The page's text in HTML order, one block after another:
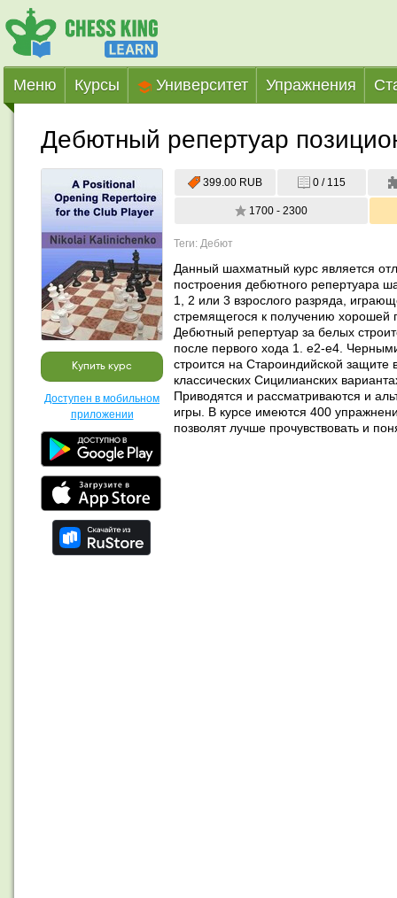
Меню Курсы Университет Упражнения
Дебютный репертуар
Купить курс
Доступен в мобильном
приложении
399.00 RUB 0 / 115
1700 - 2300
Теги: Дебют
Данный шахматный курс является
построения дебютного репертуара
1, 2 или 3 взрослого разряда,
стремящегося к получению
Дебютный репертуар за белых
после первого хода 1. e2-e4.
строится на Староиндийской защите
классических Сицилианских
Приводятся и рассматриваются и
игры. В курсе имеются 400
позволят лучше прочувствовать и